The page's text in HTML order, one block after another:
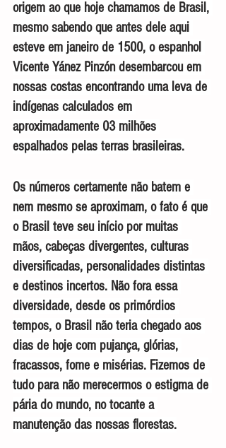
origem ao que hoje chamamos de Brasil,
mesmo sabendo que antes dele aqui
esteve em janeiro de 1500, o espanhol
Vicente Yánez Pinzón desembarcou em
nossas costas encontrando uma leva de
indígenas calculados em
aproximadamente 03 milhões
espalhados pelas terras brasileiras.
Os números certamente não batem e
nem mesmo se aproximam, o fato é que
o Brasil teve seu início por muitas
mãos, cabeças divergentes, culturas
diversificadas, personalidades distintas
e destinos incertos. Não fora essa
diversidade, desde os primórdios
tempos, o Brasil não teria chegado aos
dias de hoje com pujança, glórias,
fracassos, fome e misérias. Fizemos de
tudo para não merecermos o estigma de
pária do mundo, no tocante a
manutenção das nossas florestas.